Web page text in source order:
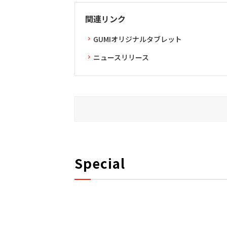
関連リンク
GUMIオリジナルタブレット
ニュースリリース
Special